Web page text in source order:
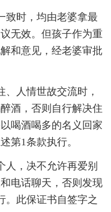
致时，均由老婆拿最
无效。但孩子作为重
和意见，经老婆审批
人情世故交流时，
酒，否则自行解决住
喝酒喝多的名义回家
第1条款执行。
人，决不允许再爱别
电话聊天，否则发现
。此保证书自签字之